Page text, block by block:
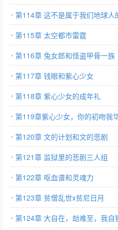
第114章 这不是属于我们地球人
第115章 太空都市雷霆
第116章 兔女郎和怪盗甲骨一族
第117章 钱眼和紫心少女
第118章 紫心少女的成年礼
第119章紫心少女，你的初吻我
第120章 文的计划和文的悲剧
第121章 监狱里的悲剧三人组
第122章 呕血谱和灵魂力
第123章 贫僧乱世x贫尼日月
第124章 大自在，劫难至，我自